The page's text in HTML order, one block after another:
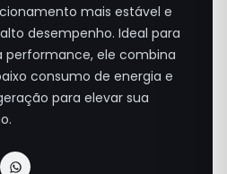
mais estável e
desempenho. Ideal para
performance, ele combina
consumo de energia e
para elevar sua